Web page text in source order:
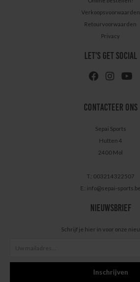
Verkoopsvoorwaarden
Retourvoorwaarden
Privacy
LET'S GET SOCIAL
CONTACTEER ONS
Sepai Sports
Hutten 4
2400 Mol
T.: 003214322507
E.: info@sepai-sports.be
NIEUWSBRIEF
Schrijf je hier in voor onze
Inschrijven